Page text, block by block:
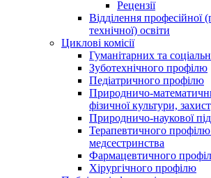
Рецензії
Відділення професійної
технічної) освіти
Циклові комісії
Гуманітарних та
Зуботехнічного профілю
Педіатричного профілю
Природничо-
фізичної культури,
Природничо-наукової
Терапевтичного
медсестринства
Фармацевтичного
Хірургічного профілю